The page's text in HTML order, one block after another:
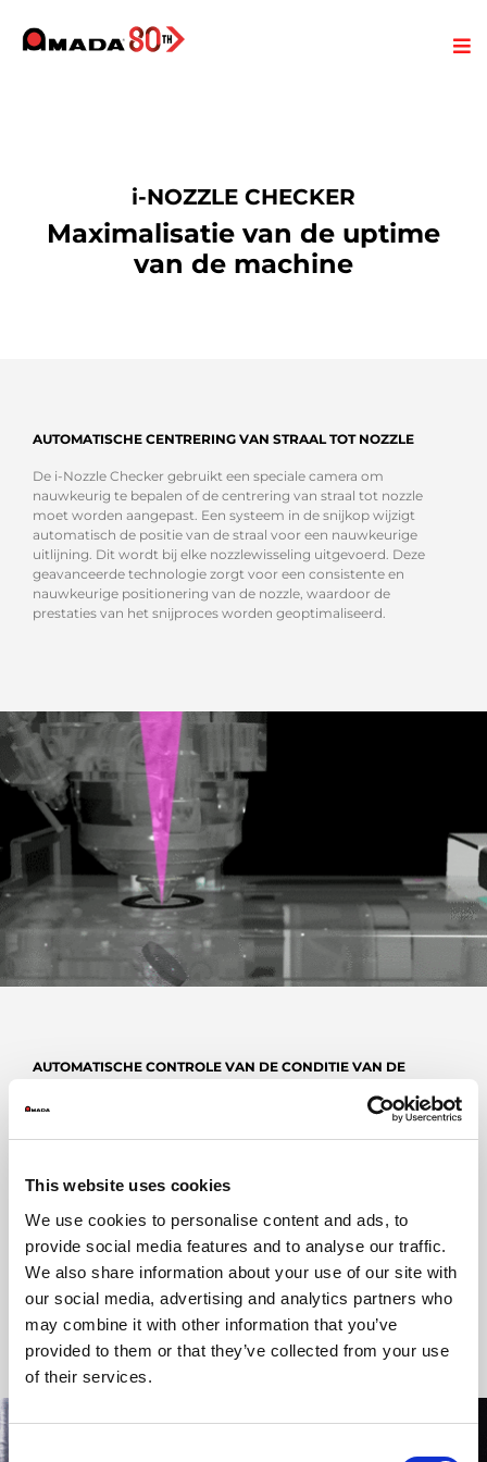
This website uses cookies
We use cookies to personalise content and ads, to
provide social media features and to analyse our traffic.
We also share information about your use of our site with
our social media, advertising and analytics partners who
may combine it with other information that you’ve
provided to them or that they’ve collected from your use
of their services.
i-NOZZLE CHECKER
Maximalisatie van de uptime
van de machine
AUTOMATISCHE CENTRERING VAN STRAAL TOT NOZZLE
De i-Nozzle Checker gebruikt een speciale camera om
nauwkeurig te bepalen of de centrering van straal tot nozzle
moet worden aangepast. Een systeem in de snijkop wijzigt
automatisch de positie van de straal voor een nauwkeurige
uitlijning. Dit wordt bij elke nozzlewisseling uitgevoerd. Deze
geavanceerde technologie zorgt voor een consistente en
nauwkeurige positionering van de nozzle, waardoor de
prestaties van het snijproces worden geoptimaliseerd.
AUTOMATISCHE CONTROLE VAN DE CONDITIE VAN DE
Het gebruik van een camerasysteem voor inspectie van nozzles
biedt verschillende voordelen. Het zorgt voor een grondigere en
en na een nozzlewisseling, omdat het systeem snel en
analyseren. Het helpt bij een betrouwbare verwerking door
beschadigde of ondermaatse nozzles te detecteren en deze
automatisch te vervangen. De automatische controle van de
conditie van de nozzle zorgt voor een ononderbroken productie,
waardoor de uptime wordt vergroot.